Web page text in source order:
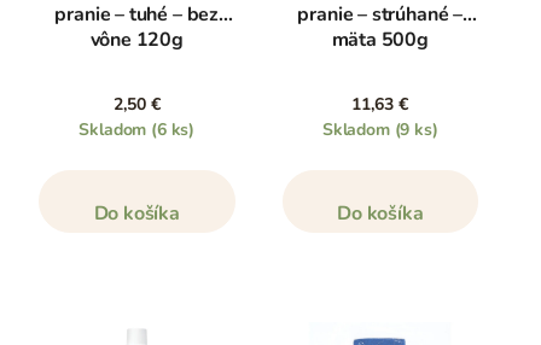
pranie – tuhé – bez
vône 120g
2,50 €
Skladom (6 ks)
Do košíka
pranie – strúhané –
mäta 500g
11,63 €
Skladom (9 ks)
Do košíka